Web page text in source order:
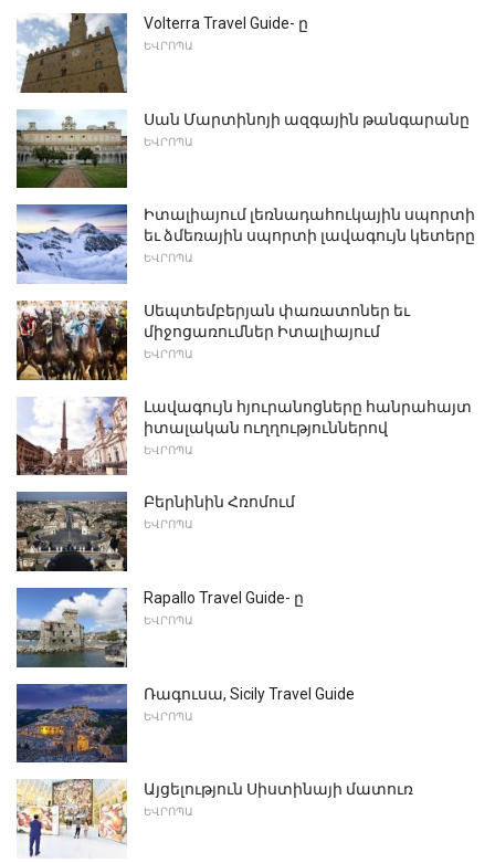
Volterra Travel Guide- ը
ԵՎՐՈՊԱ
Սան Մարտինոյի ազգային թանգարանը
ԵՎՐՈՊԱ
Իտալիայում լեռնադահուկային սպորտի
եւ ձմեռային սպորտի լավագույն կետերը
ԵՎՐՈՊԱ
Սեպտեմբերյան փառատոներ եւ
միջոցառումներ Իտալիայում
ԵՎՐՈՊԱ
Լավագույն հյուրանոցները հանրահայտ
իտալական ուղղություններով
ԵՎՐՈՊԱ
Բերնինին Հռոմում
ԵՎՐՈՊԱ
Rapallo Travel Guide- ը
ԵՎՐՈՊԱ
Ռագուսա, Sicily Travel Guide
ԵՎՐՈՊԱ
Այցելություն Սիստինայի մատուռ
ԵՎՐՈՊԱ